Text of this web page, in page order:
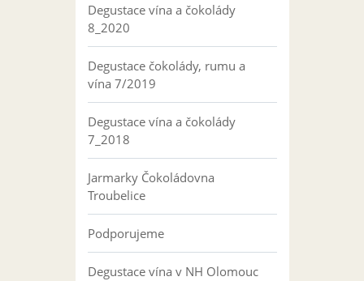
Degustace vína a čokolády
8_2020
Degustace čokolády, rumu a
vína 7/2019
Degustace vína a čokolády
7_2018
Jarmarky Čokoládovna
Troubelice
Podporujeme
Degustace vína v NH Olomouc